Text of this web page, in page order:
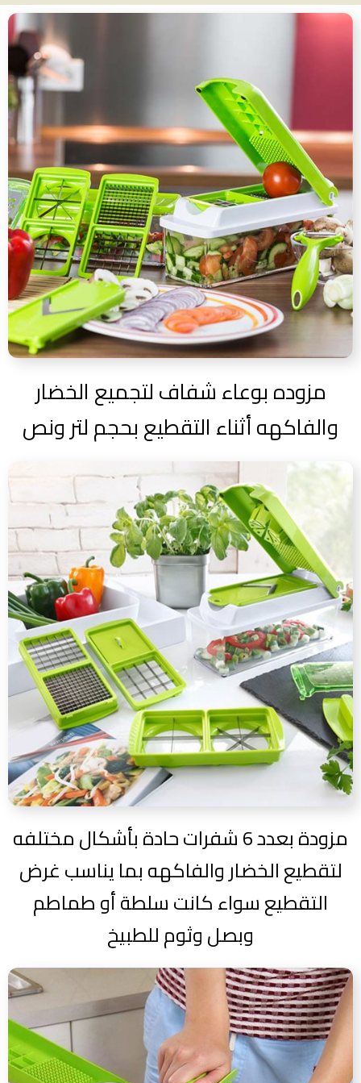
مزوده بوعاء شفاف لتجميع الخضار
والفاكهه أثناء التقطيع بحجم لتر ونص
مزودة بعدد 6 شفرات حادة بأشكال مختلفه
لتقطيع الخضار والفاكهه بما يناسب غرض
التقطيع سواء كانت سلطة أو طماطم
وبصل وثوم للطبيخ